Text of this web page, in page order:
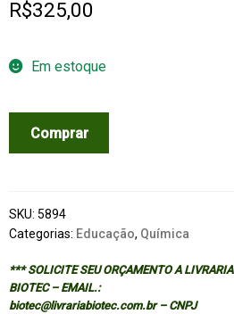
R$325,00
Em estoque
-
ALTERNATE
quantidade
Comprar
SKU: 5894
Categorias: Educação, Química
*** SOLICITE SEU ORÇAMENTO A LIVRARIA
BIOTEC – EMAIL.:
biotec@livrariabiotec.com.br – CNPJ